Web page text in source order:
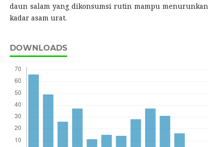
daun salam yang dikonsumsi rutin mampu menurunkan
kadar asam urat.
DOWNLOADS